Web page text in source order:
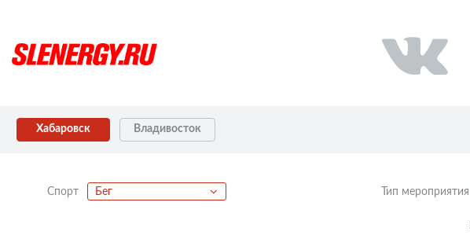
Хабаровск Владивосток
Спорт Бег Тип мероприятия